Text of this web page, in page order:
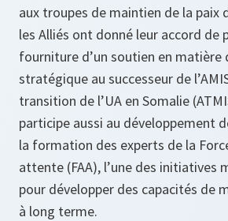
aux troupes de maintien de la paix
les Alliés ont donné leur accord de
fourniture d’un soutien en matière
stratégique au successeur de
transition de l’UA en Somalie
participe aussi au développement
la formation des experts de la
attente (FAA), l’une des initiatives
pour développer des capacités de
à long terme.